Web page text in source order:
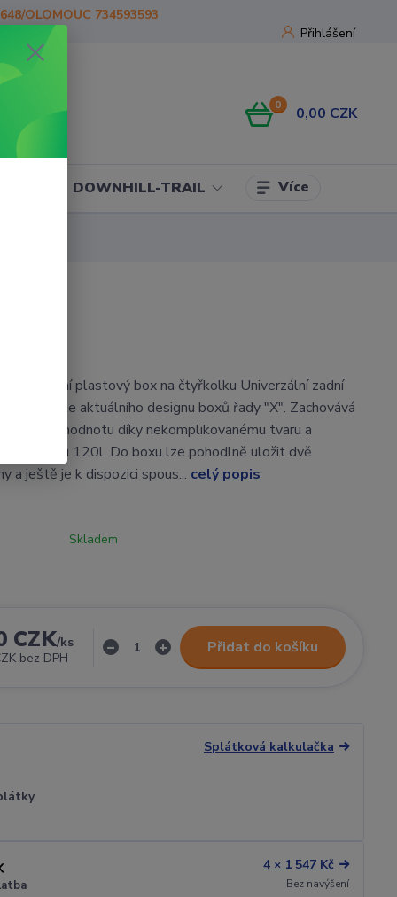
Přihlášení
OLOMOUC 734593593
0 0,00 CZK
DOWNHILL-TRAIL Více
X Zadní plastový box na čtyřkolku Univerzální zadní
dle aktuálního designu boxů řady "X". Zachovává
užitnou hodnotu díky nekomplikovanému tvaru a
objemu 120l. Do boxu lze pohodlně uložit dvě
a ještě je k dispozici spous... celý popis
Skladem
CZK/ks
bez DPH
Přidat do košíku
Splátková kalkulačka
4 × 1 547 Kč
Bez navýšení